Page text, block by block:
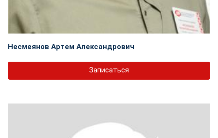
Несмеянов Артем Александрович
Записаться